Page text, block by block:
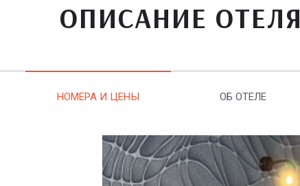
ОПИСАНИЕ ОТЕЛЯ
НОМЕРА И ЦЕНЫ ОБ ОТЕЛЕ